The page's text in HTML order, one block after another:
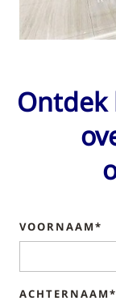
Ontdek
VOORNAAM*
ACHTERNAAM*